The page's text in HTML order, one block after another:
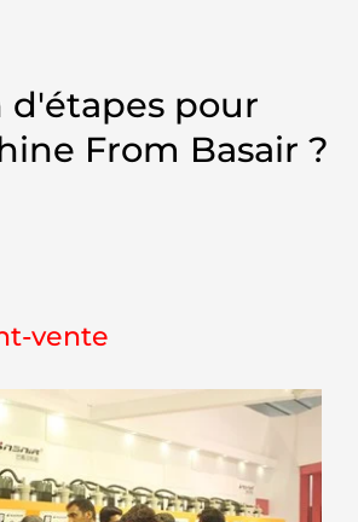
d'étapes pour
From Basair ?
vente